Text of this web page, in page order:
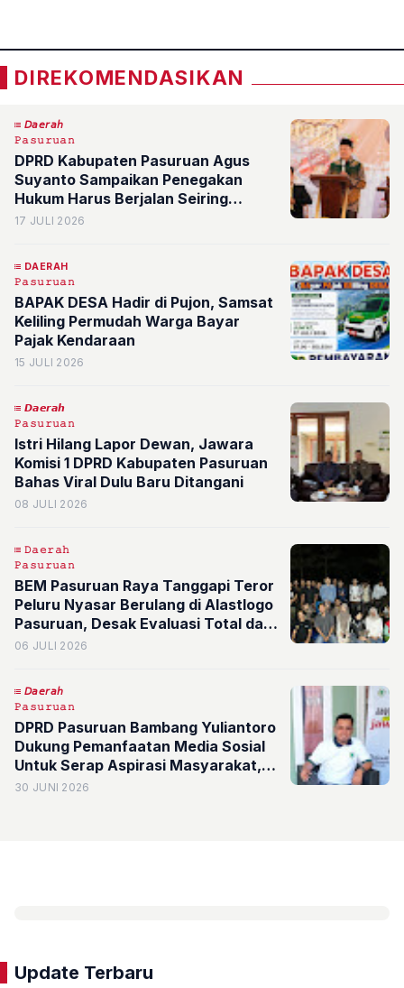
DIREKOMENDASIKAN
𝘋𝘢𝘦𝘳𝘢𝘩
𝙿𝚊𝚜𝚞𝚛𝚞𝚊𝚗
DPRD Kabupaten Pasuruan Agus
Suyanto Sampaikan Penegakan
Hukum Harus Berjalan Seiring
dengan Stabilitas Ekonomi dan Iklim
17 JULI 2026
DAERAH
𝙿𝚊𝚜𝚞𝚛𝚞𝚊𝚗
BAPAK DESA Hadir di Pujon, Samsat
Keliling Permudah Warga Bayar
Pajak Kendaraan
15 JULI 2026
𝘿𝙖𝙚𝙧𝙖𝙝
𝙿𝚊𝚜𝚞𝚛𝚞𝚊𝚗
Istri Hilang Lapor Dewan, Jawara
Komisi 1 DPRD Kabupaten Pasuruan
Bahas Viral Dulu Baru Ditangani
08 JULI 2026
𝙳𝚊𝚎𝚛𝚊𝚑
𝙿𝚊𝚜𝚞𝚛𝚞𝚊𝚗
BEM Pasuruan Raya Tanggapi Teror
Peluru Nyasar Berulang di Alastlogo
Pasuruan, Desak Evaluasi Total dan
Ancam Turun ke Jalan
06 JULI 2026
𝘋𝘢𝘦𝘳𝘢𝘩
𝙿𝚊𝚜𝚞𝚛𝚞𝚊𝚗
DPRD Pasuruan Bambang Yuliantoro
Dukung Pemanfaatan Media Sosial
Untuk Serap Aspirasi Masyarakat,
Lebih Cepat
30 JUNI 2026
Update Terbaru